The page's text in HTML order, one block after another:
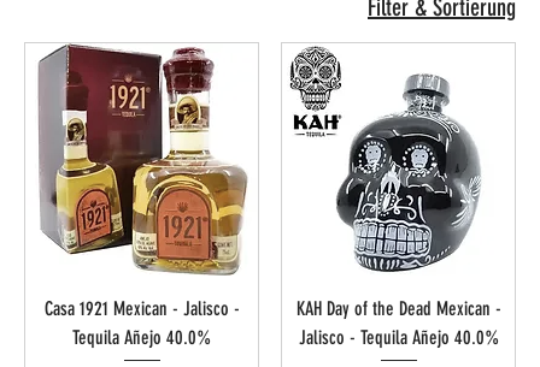
Filter & Sortierung
Casa 1921 Mexican - Jalisco -
Tequila Añejo 40.0%
KAH Day of the Dead Mexican -
Jalisco - Tequila Añejo 40.0%